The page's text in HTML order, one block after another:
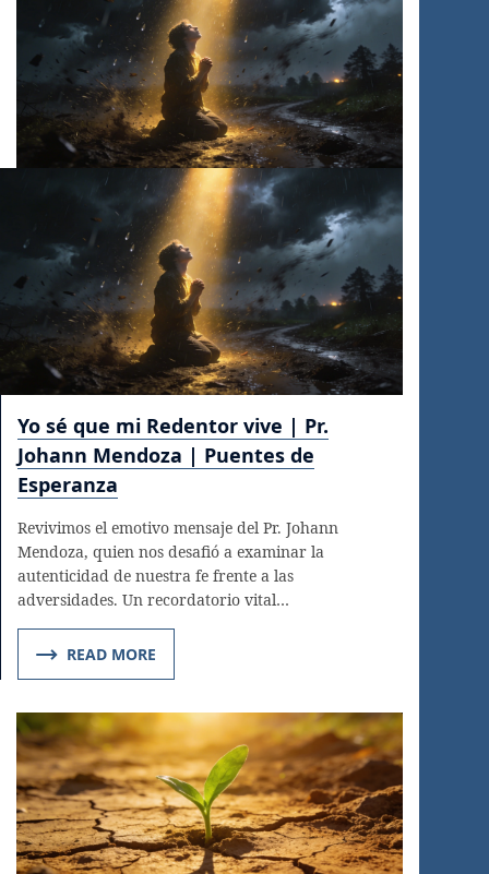
Yo sé que mi Redentor vive | Pr.
Johann Mendoza | Puentes de
Esperanza
Revivimos el emotivo mensaje del Pr. Johann
Mendoza, quien nos desafió a examinar la
autenticidad de nuestra fe frente a las
adversidades. Un recordatorio vital…
READ MORE